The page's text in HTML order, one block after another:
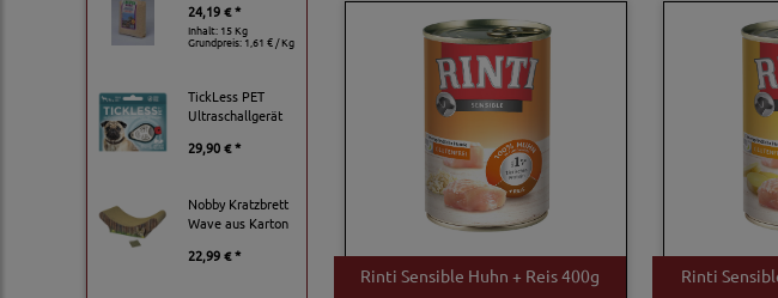
24,19 € *
Inhalt: 15 Kg
Grundpreis:1,61 € / Kg
TickLess PET
Ultraschallgerät
29,90 € *
Nobby Kratzbrett
Wave aus Karton
22,99 € *
Rinti Sensible Huhn + Reis 400g
Rinti